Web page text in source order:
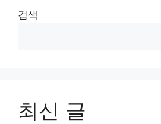
검색
최신 글